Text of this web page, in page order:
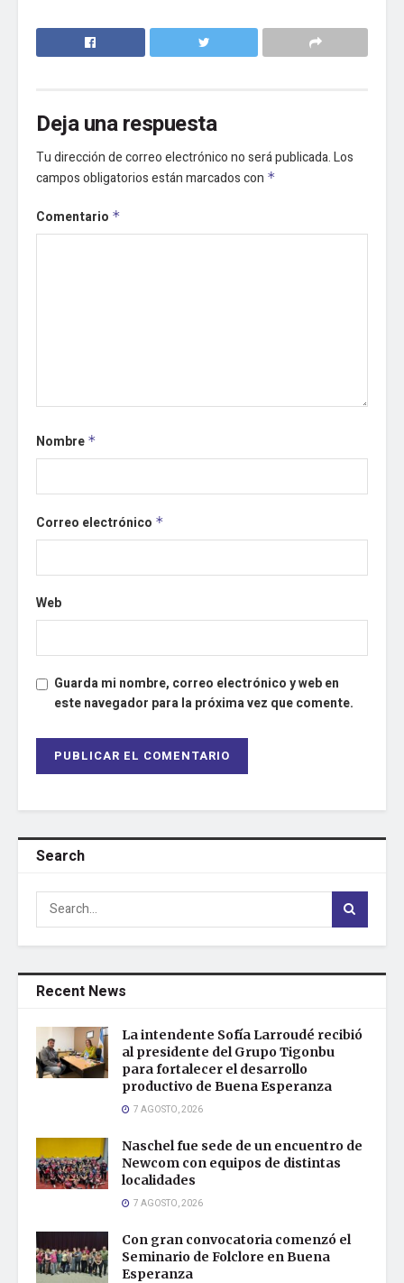
Deja una respuesta
Tu dirección de correo electrónico no será publicada.Los
campos obligatorios están marcados con *
Comentario *
Nombre *
Correo electrónico *
Web
Guarda mi nombre, correo electrónico y web en
este navegador para la próxima vez que comente.
Search
Recent News
La intendente Sofía Larroudé recibió
al presidente del Grupo Tigonbu
para fortalecer el desarrollo
productivo de Buena Esperanza
7 AGOSTO, 2026
Naschel fue sede de un encuentro de
Newcom con equipos de distintas
localidades
7 AGOSTO, 2026
Con gran convocatoria comenzó el
Seminario de Folclore en Buena
Esperanza